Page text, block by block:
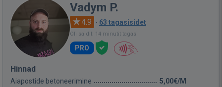
Vadym P.
4.9 · 63 tagasisidet
Oli saidil: 14 minutit tagasi
PRO
Hinnad
Aiapostide betoneerimine 5,00€/M